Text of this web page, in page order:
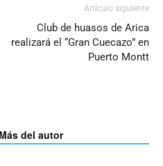
Artículo siguiente
Club de huasos de Arica
realizará el “Gran Cuecazo” en
Puerto Montt
Más del autor